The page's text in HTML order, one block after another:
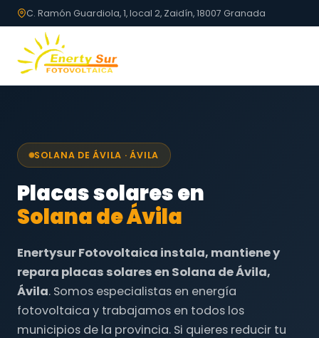
C. Ramón Guardiola, 1, local 2, Zaidín, 18007 Granada
SOLANA DE ÁVILA · ÁVILA
Placas solares en
Solana de Ávila
Enertysur Fotovoltaica instala, mantiene y
repara placas solares en Solana de Ávila,
Ávila. Somos especialistas en energía
fotovoltaica y trabajamos en todos los
municipios de la provincia. Si quieres reducir tu